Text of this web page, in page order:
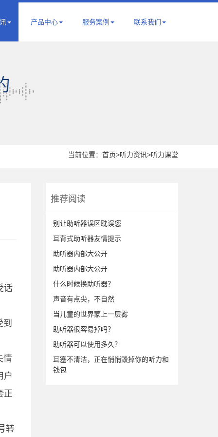
产品中心 服务案例 联系我们
当前位置： 首页>听力资讯>听力课堂
话
情
户
正
转
推荐阅读
别让助听器误区耽误您
耳背式助听器友情提示
助听器内部大公开
助听器内部大公开
什么时候换助听器？
声音有点尖，不自然
当儿童的世界蒙上一层雾
助听器很容易掉吗？
助听器可以使用多久？
耳塞不清洁，正在悄悄毁掉你的听力和
钱包